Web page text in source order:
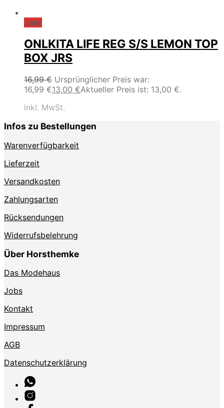
Sale!
ONLKITA LIFE REG S/S LEMON TOP
BOX JRS
16,99€ Ursprünglicher Preis war:
16,99 €13,00 €Aktueller Preis ist: 13,00 €.
inkl. MwSt.
Infos zu Bestellungen
Warenverfügbarkeit
Lieferzeit
Versandkosten
Zahlungsarten
Rücksendungen
Widerrufsbelehrung
Über Horsthemke
Das Modehaus
Jobs
Kontakt
Impressum
AGB
Datenschutzerklärung